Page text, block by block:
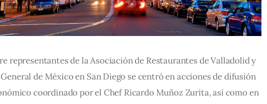
representantes de la Asociación de Restaurantes de Valladolid y
de México en San Diego se centró en acciones de difusión
coordinado por el Chef Ricardo Muñoz Zurita, así como en